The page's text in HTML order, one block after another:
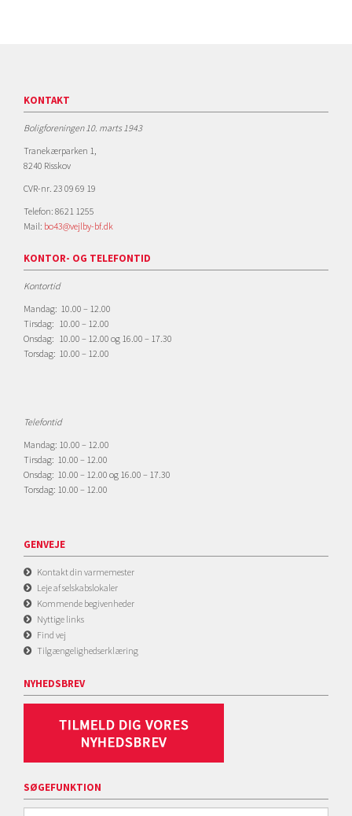
KONTAKT
Boligforeningen 10. marts 1943
Tranekærparken 1,
8240 Risskov
CVR-nr. 23 09 69 19
Telefon: 8621 1255
Mail: bo43@vejlby-bf.dk
KONTOR- OG TELEFONTID
Kontortid
Mandag: 10.00 – 12.00
Tirsdag: 10.00 – 12.00
Onsdag: 10.00 – 12.00 og 16.00 – 17.30
Torsdag: 10.00 – 12.00
Telefontid
Mandag: 10.00 – 12.00
Tirsdag: 10.00 – 12.00
Onsdag: 10.00 – 12.00 og 16.00 – 17.30
Torsdag: 10.00 – 12.00
GENVEJE
Kontakt din varmemester
Leje af selskabslokaler
Kommende begivenheder
Nyttige links
Find vej
Tilgængelighedserklæring
NYHEDSBREV
SØGEFUNKTION